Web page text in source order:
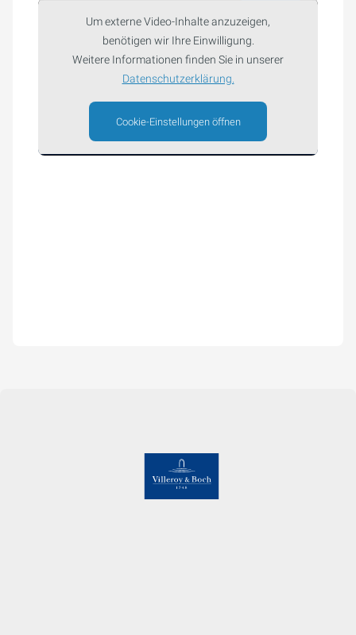
Um externe Video-Inhalte anzuzeigen,
benötigen wir Ihre Einwilligung.
Weitere Informationen finden Sie in unserer
Datenschutzerklärung.
Cookie-Einstellungen öffnen